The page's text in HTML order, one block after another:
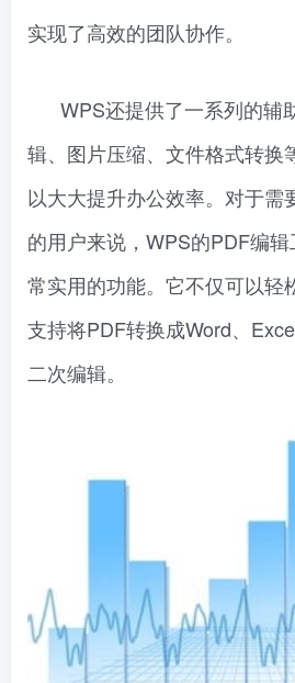
实现了高效的团队协作。
WPS还提供了一系列的辅
辑、图片压缩、文件格式转换
以大大提升办公效率。对于需
的用户来说，WPS的PDF编
常实用的功能。它不仅可以轻
支持将PDF转换成Word、
二次编辑。